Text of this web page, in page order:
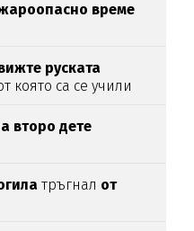
време
руската
която са се учили
второ дете
тръгнал от